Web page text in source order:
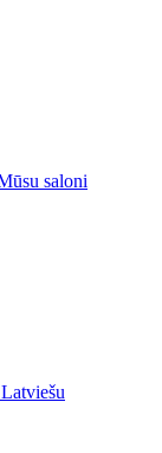
saloni
Latviešu